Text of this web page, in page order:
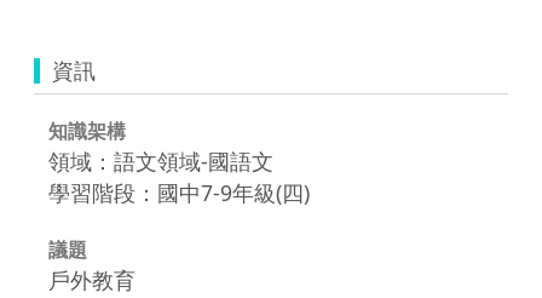
資訊
知識架構
領域：語文領域-國語文
學習階段：國中7-9年級(四)
議題
戶外教育